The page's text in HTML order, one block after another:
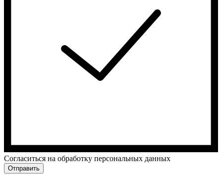
Cогласиться на обработку персональных данных
Отправить